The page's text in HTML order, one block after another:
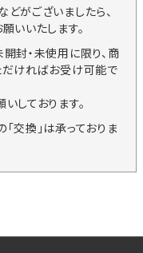
がございましたら、
いいたします。
封・未使用に限り、商
ければお受け可能で
しております。
交換」は承っておりま